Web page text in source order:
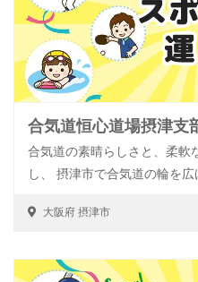
合気道恒心道場摂津支
合気道の素晴らしさと、柔軟
し、 摂津市で合気道の輪を広
大阪府 摂津市